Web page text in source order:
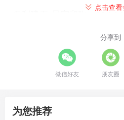
- 保利建工·星宸和煦：110-
保利颐璟和煦：正式开盘前
得房率最高110%；
这些项目基本都是通过阳台
点击查
分享到
微信好友 朋友圈
为您推荐